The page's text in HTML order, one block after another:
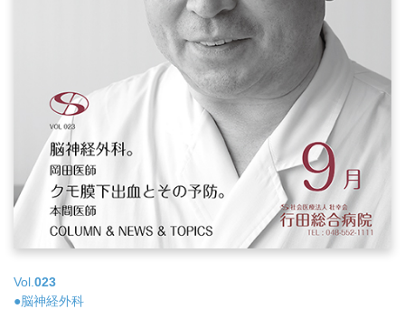
Vol. 023
●脳神経外科